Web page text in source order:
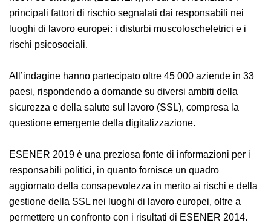
2019 della propria indagine europea fra le imprese sui
rischi nuovi ed emergenti (ESENER), in cui si
evidenziano i principali fattori di rischio segnalati dai
muscoloscheletrici e i rischi psicosociali.
All’indagine hanno partecipato oltre 45 000 aziende in
33 paesi, rispondendo a domande su diversi ambiti
la questione emergente della digitalizzazione.
ESENER 2019 è una preziosa fonte di informazioni per i
responsabili politici, in quanto fornisce un quadro
aggiornato della consapevolezza in merito ai rischi e